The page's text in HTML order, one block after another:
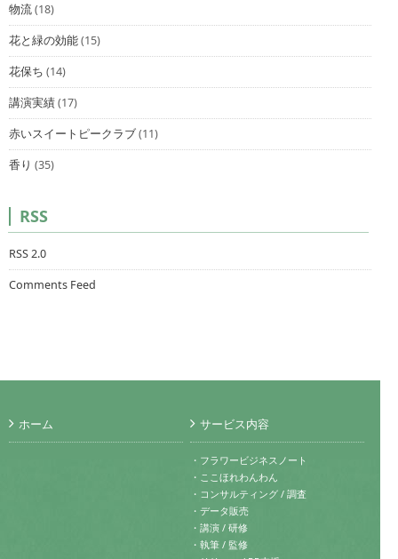
物流(18)
花と緑の効能(15)
花保ち (14)
講演実績(17)
赤いスイートピークラブ(11)
香り (35)
RSS
RSS 2.0
Comments Feed
ホーム サービス内容
・フラワービジネスノート
・ここほれわんわん
・コンサルティング / 調査
・データ販売
・講演 / 研修
・執筆 / 監修